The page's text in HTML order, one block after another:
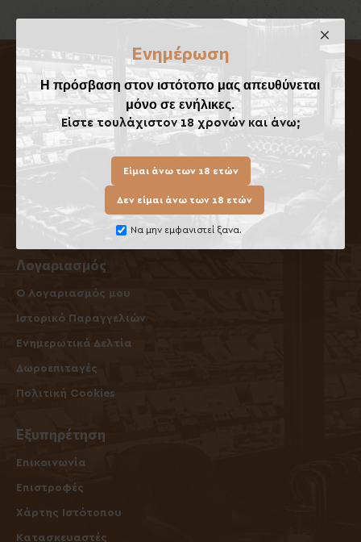
Ενημέρωση
Η πρόσβαση στον ιστότοπο μας απευθύνεται
μόνο σε ενήλικες.
Είστε τουλάχιστον 18 χρονών και άνω;
Είμαι άνω των 18 ετών
Δεν είμαι άνω των 18 ετών
Να μην εμφανιστεί ξανα.
Πληροφορίες
Η Εταιρεία
Τρόποι Αποστολής
Τρόποι Πληρωμής
Όροι Επιστροφών / Ακυρώσεων
Όροι Χρήσης
Λογαριασμός
O Λογαριασμός μου
Ιστορικό Παραγγελιών
Ενημερωτικά Δελτία
Δωροεπιταγές
Πολιτική Cookies
Εξυπηρέτηση
Επικοινωνία
Επιστροφές
Χάρτης Ιστότοπου
Κατασκευαστές